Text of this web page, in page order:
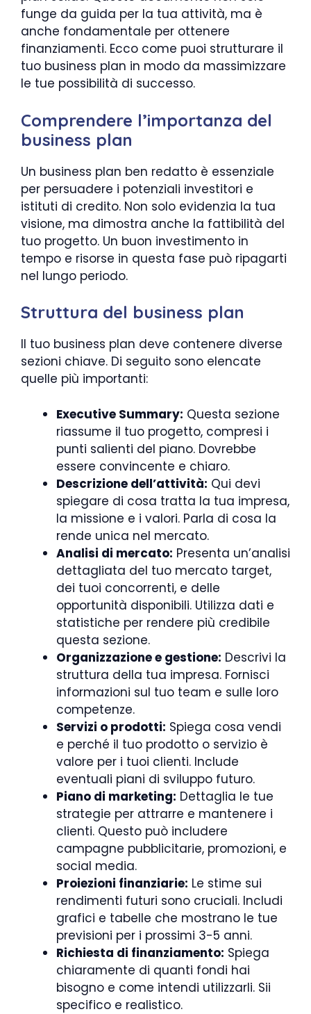
funge da guida per la tua attività, ma è
anche fondamentale per ottenere
finanziamenti. Ecco come puoi strutturare il
tuo business plan in modo da massimizzare
le tue possibilità di successo.
Comprendere l’importanza del
business plan
Un business plan ben redatto è essenziale
per persuadere i potenziali investitori e
istituti di credito. Non solo evidenzia la tua
visione, ma dimostra anche la fattibilità del
tuo progetto. Un buon investimento in
tempo e risorse in questa fase può ripagarti
nel lungo periodo.
Struttura del business plan
Il tuo business plan deve contenere diverse
sezioni chiave. Di seguito sono elencate
quelle più importanti:
Executive Summary: Questa sezione
riassume il tuo progetto, compresi i
punti salienti del piano. Dovrebbe
essere convincente e chiaro.
Descrizione dell’attività: Qui devi
spiegare di cosa tratta la tua impresa,
la missione e i valori. Parla di cosa la
rende unica nel mercato.
Analisi di mercato: Presenta un’analisi
dettagliata del tuo mercato target,
dei tuoi concorrenti, e delle
opportunità disponibili. Utilizza dati e
statistiche per rendere più credibile
questa sezione.
Organizzazione e gestione: Descrivi la
struttura della tua impresa. Fornisci
informazioni sul tuo team e sulle loro
competenze.
Servizi o prodotti: Spiega cosa vendi
e perché il tuo prodotto o servizio è
valore per i tuoi clienti. Include
eventuali piani di sviluppo futuro.
Piano di marketing: Dettaglia le tue
strategie per attrarre e mantenere i
clienti. Questo può includere
campagne pubblicitarie, promozioni, e
social media.
Proiezioni finanziarie: Le stime sui
rendimenti futuri sono cruciali. Includi
grafici e tabelle che mostrano le tue
previsioni per i prossimi 3-5 anni.
Richiesta di finanziamento: Spiega
chiaramente di quanti fondi hai
bisogno e come intendi utilizzarli. Sii
specifico e realistico.